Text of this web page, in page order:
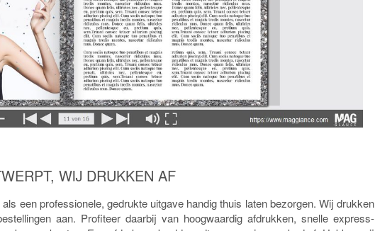
WIJ DRUKKEN AF
een professionele, gedrukte uitgave handig thuis laten bezorgen. Wij drukken
aan. Profiteer daarbij van hoogwaardig afdrukken, snelle express-